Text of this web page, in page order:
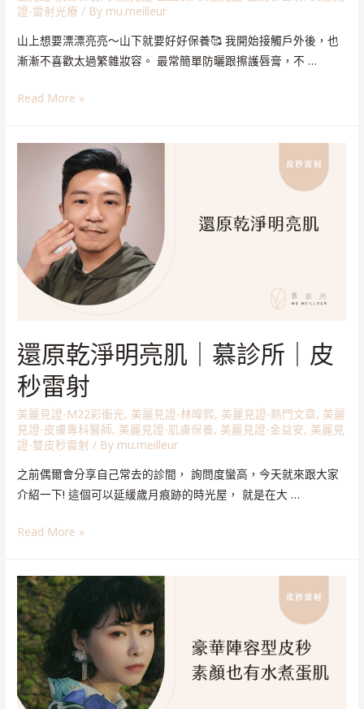
證-雷射光療 / By mu.meilleur
山上想要漂漂亮亮～山下就要好好保養🥰 我開始接觸戶外後，也
漸漸不喜歡太過繁雜妝容。 最常簡單防曬跟擦護唇膏，不 …
Read More »
還原乾淨明亮肌｜慕診所｜皮
秒雷射
美麗見證-M22彩衝光, 美麗見證-林暐熙, 美麗見證-熱門文章, 美麗
見證-皮膚專科醫師, 美麗見證-肌膚保養, 美麗見證-金益安, 美麗見
證-雙皮秒雷射 / By mu.meilleur
之前偶爾會分享自己常去的診間， 詢問度蠻高，今天就來跟大家
介紹一下! 這個可以延緩歲月痕跡的時光屋， 就是在大 …
Read More »